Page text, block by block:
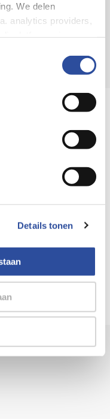
We delen
analytics providers,
Je kunt je keuze op
Details tonen